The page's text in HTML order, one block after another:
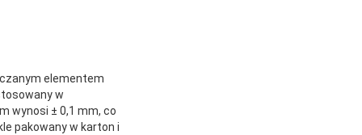
elementem
w
wynosi ± 0,1 mm, co
pakowany w karton i